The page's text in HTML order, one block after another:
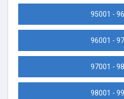
95001 -
96001 -
97001 -
98001 -